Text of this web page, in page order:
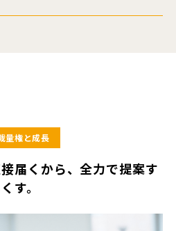
量権と成長
届くから、全力で提案す
す。